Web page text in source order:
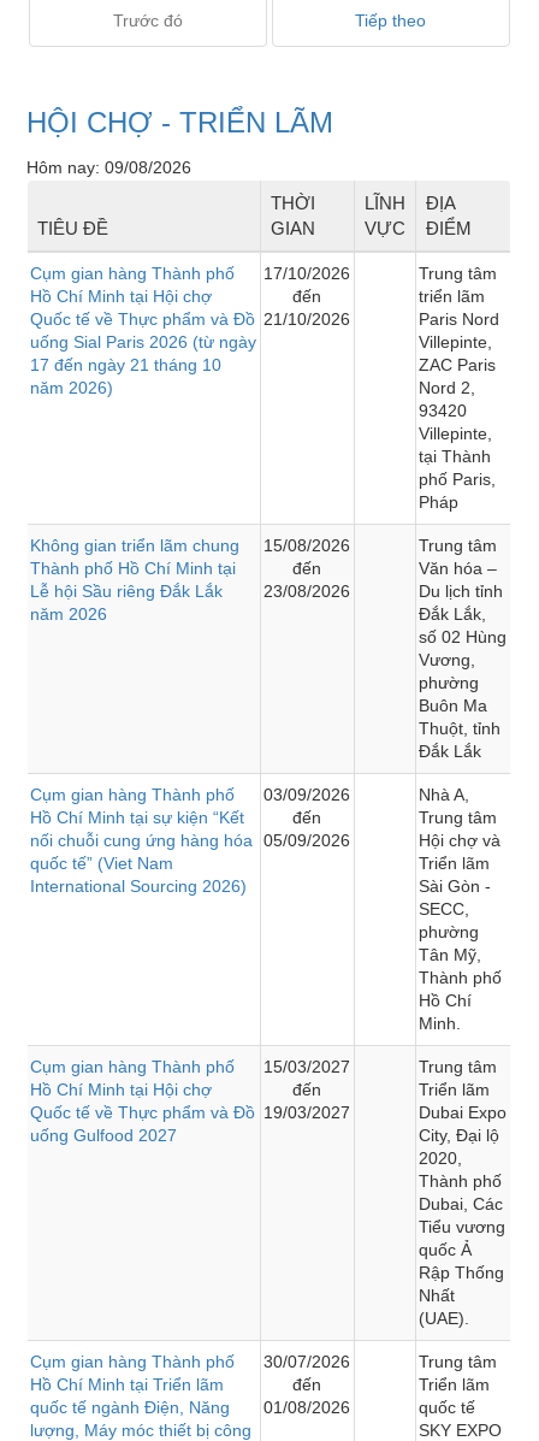
Trước đó Tiếp theo
HỘI CHỢ - TRIỂN LÃM
Hôm nay: 09/08/2026
TIÊU ĐỀ
THỜI
GIAN
LĨNH
VỰC
ĐỊA
ĐIỂM
Cụm gian hàng Thành phố
Hồ Chí Minh tại Hội chợ
Quốc tế về Thực phẩm và Đồ
uống Sial Paris 2026 (từ ngày
17 đến ngày 21 tháng 10
năm 2026)
17/10/2026
đến
21/10/2026
Trung tâm
triển lãm
Paris Nord
Villepinte,
ZAC Paris
Nord 2,
93420
Villepinte,
tại Thành
phố Paris,
Pháp
Không gian triển lãm chung
Thành phố Hồ Chí Minh tại
Lễ hội Sầu riêng Đắk Lắk
năm 2026
15/08/2026
đến
23/08/2026
Trung tâm
Văn hóa –
Du lịch tỉnh
Đắk Lắk,
số 02 Hùng
Vương,
phường
Buôn Ma
Thuột, tỉnh
Đắk Lắk
Cụm gian hàng Thành phố
Hồ Chí Minh tại sự kiện “Kết
nối chuỗi cung ứng hàng hóa
quốc tế” (Viet Nam
International Sourcing 2026)
03/09/2026
đến
05/09/2026
Nhà A,
Trung tâm
Hội chợ và
Triển lãm
Sài Gòn -
SECC,
phường
Tân Mỹ,
Thành phố
Hồ Chí
Minh.
Cụm gian hàng Thành phố
Hồ Chí Minh tại Hội chợ
Quốc tế về Thực phẩm và Đồ
uống Gulfood 2027
15/03/2027
đến
19/03/2027
Trung tâm
Triển lãm
Dubai Expo
City, Đại lộ
2020,
Thành phố
Dubai, Các
Tiểu vương
quốc Ả
Rập Thống
Nhất
(UAE).
Cụm gian hàng Thành phố
Hồ Chí Minh tại Triển lãm
quốc tế ngành Điện, Năng
lượng, Máy móc thiết bị công
30/07/2026
đến
01/08/2026
Trung tâm
Triển lãm
quốc tế
SKY EXPO